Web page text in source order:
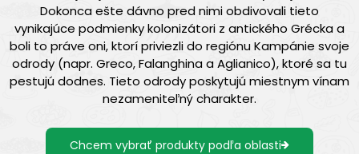
Dokonca ešte dávno pred nimi obdivovali tieto
vynikajúce podmienky kolonizátori z antického Grécka a
boli to práve oni, ktorí priviezli do regiónu Kampánie svoje
odrody (napr. Greco, Falanghina a Aglianico), ktoré sa tu
pestujú dodnes. Tieto odrody poskytujú miestnym vínam
nezameniteľný charakter.
Chcem vybrať produkty podľa oblasti